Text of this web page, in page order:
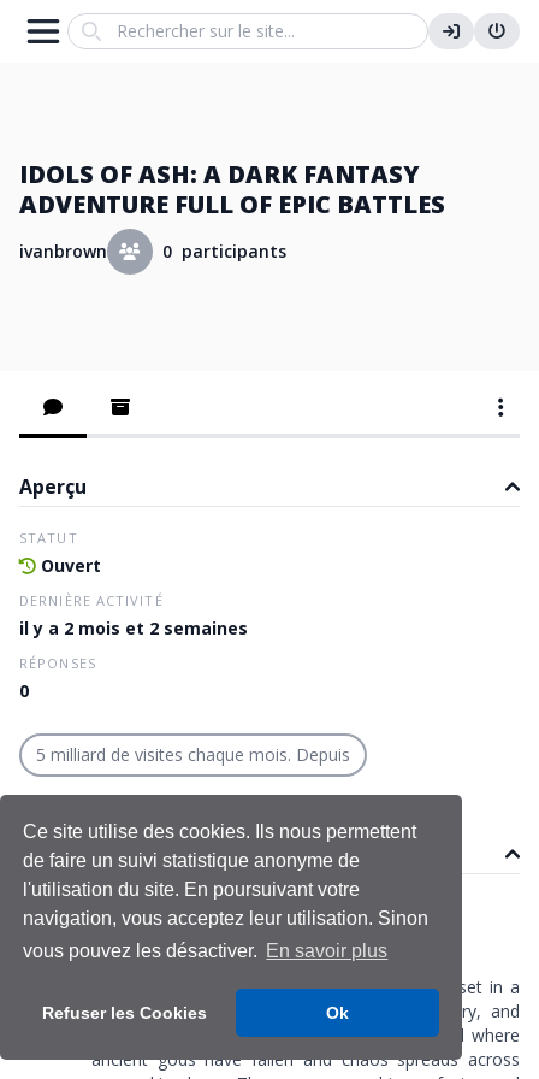
Ce site utilise des cookies. Ils nous permettent
de faire un suivi statistique anonyme de
l'utilisation du site. En poursuivant votre
navigation, vous acceptez leur utilisation. Sinon
vous pouvez les désactiver. En savoir plus
Refuser les Cookies Ok
Search
IDOLS OF ASH: A DARK FANTASY
ADVENTURE FULL OF EPIC BATTLES
ivanbrown 0 participants
Aperçu
STATUT
Ouvert
DERNIÈRE ACTIVITÉ
il y a 2 mois et 2 semaines
RÉPONSES
0
5 milliard de visites chaque mois. Depuis
Sujet
ivanbrown
Dernière modification le 20 mai 2026
is an exciting action RPG game set in a
dark fantasy world filled with danger, mystery, and
powerful enemies. Players enter a broken land where
ancient gods have fallen and chaos spreads across